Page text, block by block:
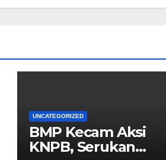
UNCATEGORIZED
BMP Kecam Aksi
KNPB, Serukan